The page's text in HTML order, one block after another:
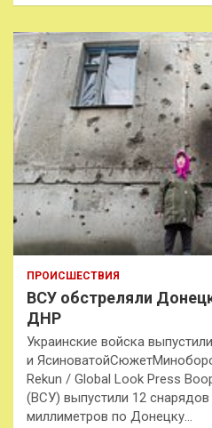
ПРОИСШЕСТВИЯ
ВСУ обстреляли
ДНР
Украинские войска
и
Rekun / Global Look Press
(ВСУ) выпустили 12
миллиметров по Донецку…